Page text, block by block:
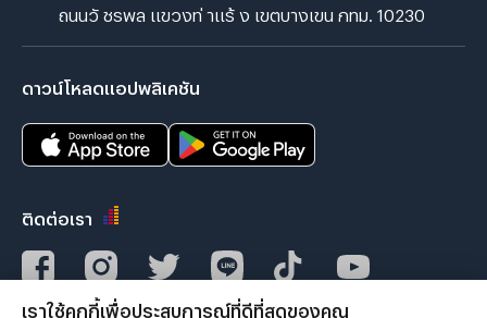
ถนนวั ชรพล แขวงท่ าแร้ ง เขตบางเขน กทม. 10230
ดาวน์โหลดแอปพลิเคชัน
ติดต่อเรา
เราใช้คุกกี้เพื่อประสบการณ์ที่ดีที่สุดของคุณ